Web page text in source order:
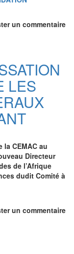
un commentaire
LES
CEMAC au
Directeur
de l’Afrique
dudit Comité à
un commentaire